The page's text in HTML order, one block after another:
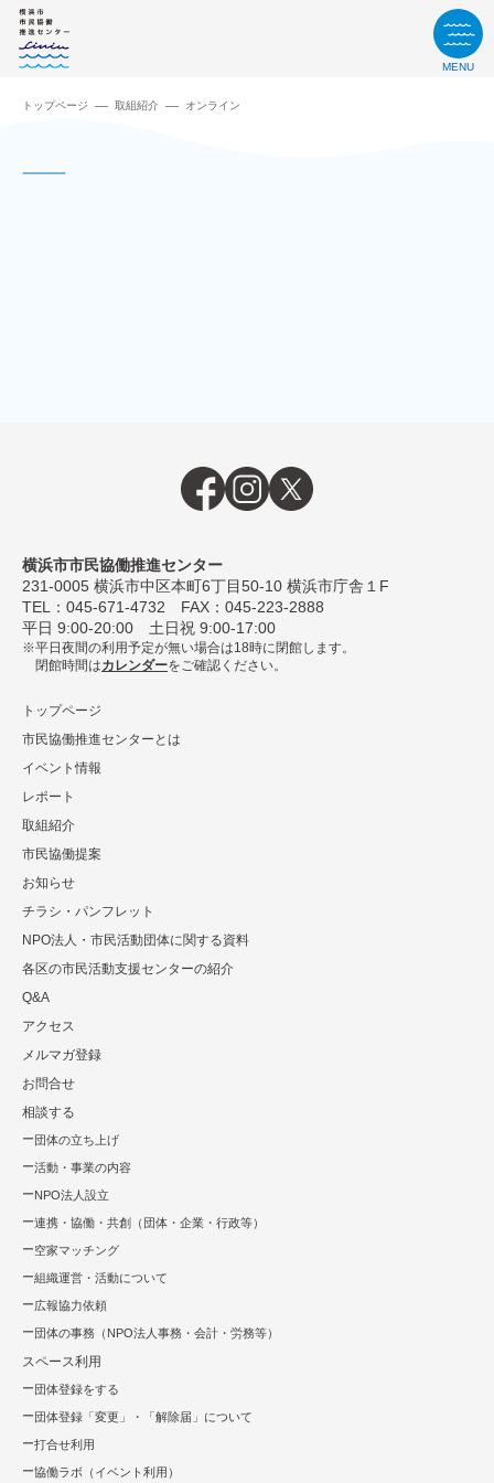
MENU
トップページ 取組紹介 オンライン
横浜市市民協働推進センター
231-0005 横浜市中区本町6丁⽬50-10 横浜市庁舎１F
TEL： 045-671-4732 FAX：045-223-2888
平⽇ 9:00-20:00 ⼟⽇祝 9:00-17:00
平日夜間の利用予定が無い場合は18時に閉館します。
閉館時間はカレンダーをご確認ください。
トップページ
市民協働推進センターとは
イベント情報
レポート
取組紹介
市⺠協働提案
お知らせ
チラシ・パンフレット
NPO法⼈・市⺠活動団体に関する資料
各区の市⺠活動⽀援センターの紹介
Q&A
アクセス
メルマガ登録
お問合せ
相談する
団体の立ち上げ
活動・事業の内容
NPO法⼈設⽴
連携・協働・共創（団体・企業・⾏政等）
空家マッチング
組織運営・活動について
広報協⼒依頼
団体の事務（NPO法人事務・会計・労務等）
スペース利用
団体登録をする
団体登録「変更」・「解除届」について
打合せ利用
協働ラボ（イベント利⽤）